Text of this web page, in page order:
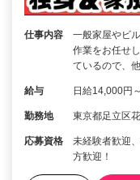
仕事内容
一般家屋やビ
作業をお任せ
ているので、
給与 日給14,000円
勤務地 東京都足立区
応募資格
未経験者歓迎
方歓迎！